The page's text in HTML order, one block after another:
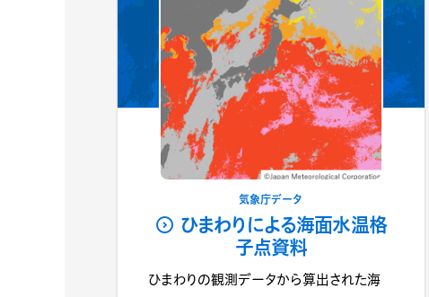
気象庁データ
ひまわりによる海面水温格
子点資料
ひまわりの観測データから算出された海